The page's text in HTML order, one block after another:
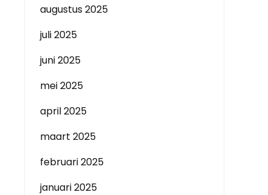
augustus 2025
juli 2025
juni 2025
mei 2025
april 2025
maart 2025
februari 2025
januari 2025